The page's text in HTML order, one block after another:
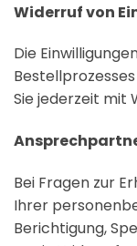
Widerruf von
Die
Sie jederzeit mit
Bei Fragen zur
Ihrer
Berichtigung,